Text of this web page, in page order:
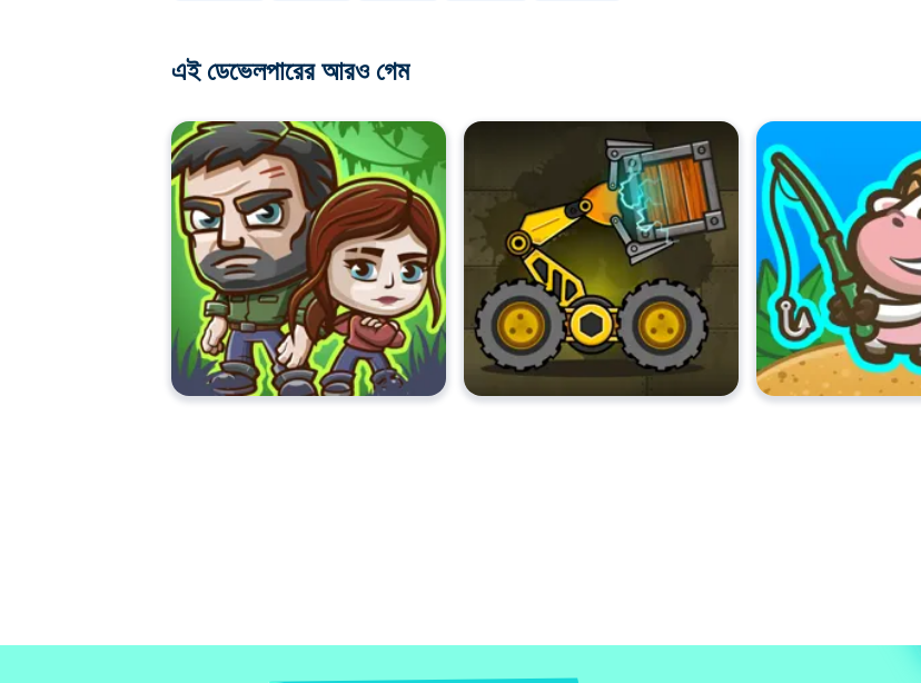
এই ডেভেলপারের আরও গেম